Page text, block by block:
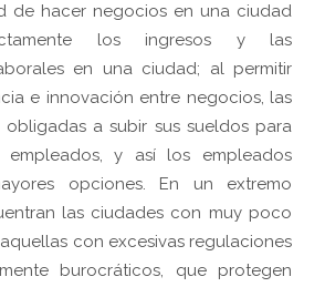
de hacer negocios en una ciudad
los ingresos y las
en una ciudad; al permitir
e innovación entre negocios, las
obligadas a subir sus sueldos para
empleados, y así los empleados
opciones. En un extremo
las ciudades con muy poco
con excesivas regulaciones
burocráticos, que protegen